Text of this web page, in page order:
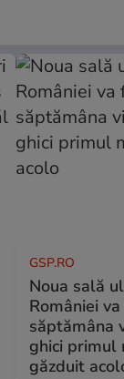
GSP.RO
Noua sală
României
săptămâna
ghici primul
găzduit